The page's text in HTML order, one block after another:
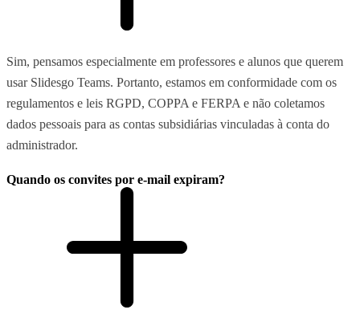
Sim, pensamos especialmente em professores e alunos que querem
usar Slidesgo Teams. Portanto, estamos em conformidade com os
regulamentos e leis RGPD, COPPA e FERPA e não coletamos
dados pessoais para as contas subsidiárias vinculadas à conta do
administrador.
Quando os convites por e-mail expiram?